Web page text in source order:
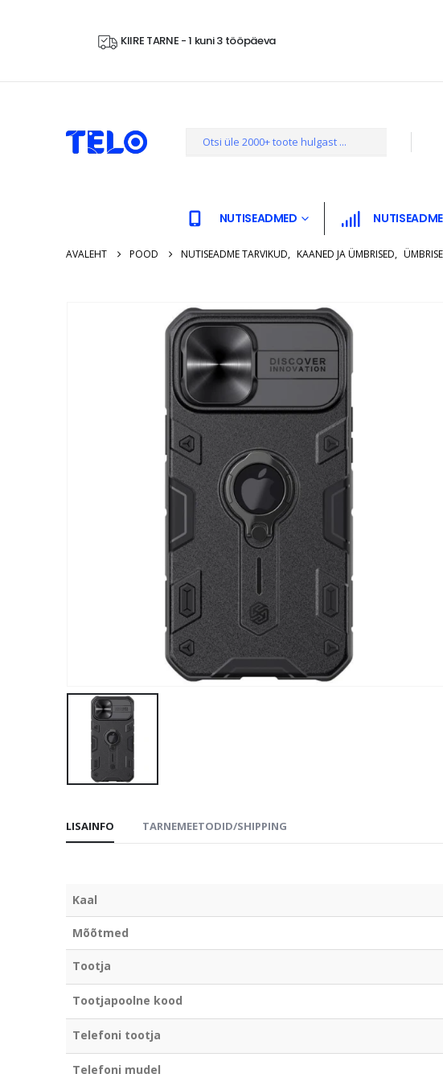
KIIRE TARNE - 1 kuni 3 tööpäeva
NUTISEADMED
AVALEHT POOD NUTISEADME TARVIKUD, KAANED JA ÜMBRISED,
LISAINFO TARNEMEETODID/SHIPPING
Kaal
Mõõtmed
Tootja
Tootjapoolne kood
Telefoni tootja
Telefoni mudel